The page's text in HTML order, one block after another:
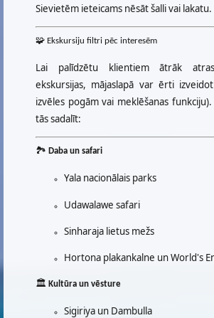
Sievietēm ieteicams nēsāt šalli vai lakatu.
🧩 Ekskursiju filtri pēc interesēm
Lai palīdzētu klientiem ātrāk
ekskursijas, mājaslapā var ērti
izvēles pogām vai meklēšanas
tās sadalīt:
🏞️ Daba un safari
Yala nacionālais parks
Udawalawe safari
Sinharaja lietus mežs
Hortona plakankalne un World's
🏛️ Kultūra un vēsture
Sigiriya un Dambulla